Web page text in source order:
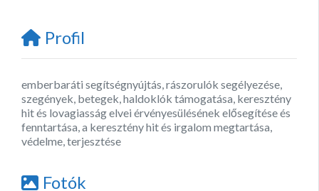
Profil
emberbaráti segítségnyújtás, rászorulók segélyezése,
szegények, betegek, haldoklók támogatása, keresztény
hit és lovagiasság elvei érvényesülésének elősegítése és
fenntartása, a keresztény hit és irgalom megtartása,
védelme, terjesztése
Fotók